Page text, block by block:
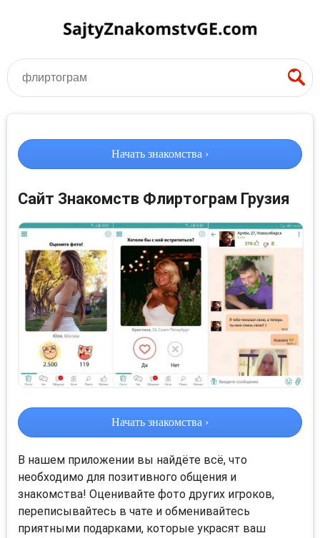
флиртограм
Начать знакомства ›
Сайт Знакомств Флиртограм Грузия
Начать знакомства ›
В нашем приложении вы найдёте всё, что
необходимо для позитивного общения и
знакомства! Оценивайте фото других игроков,
переписывайтесь в чате и обменивайтесь
приятными подарками, которые украсят ваш